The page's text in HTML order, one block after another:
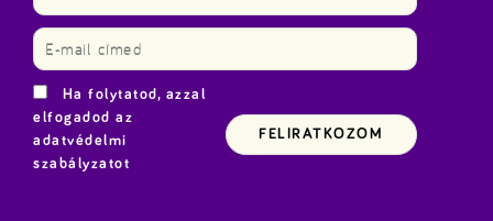
Ha folytatod, azzal
elfogadod az
adatvédelmi
szabályzatot